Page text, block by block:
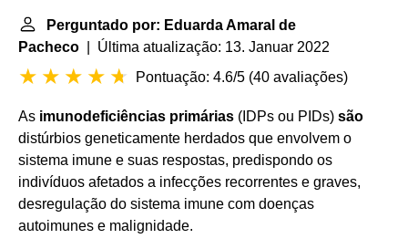
Perguntado por: Eduarda Amaral de
Pacheco | Última atualização: 13. Januar 2022
Pontuação: 4.6/5 (40 avaliações)
As imunodeficiências primárias (IDPs ou PIDs) são
distúrbios geneticamente herdados que envolvem o
sistema imune e suas respostas, predispondo os
indivíduos afetados a infecções recorrentes e graves,
desregulação do sistema imune com doenças
autoimunes e malignidade.